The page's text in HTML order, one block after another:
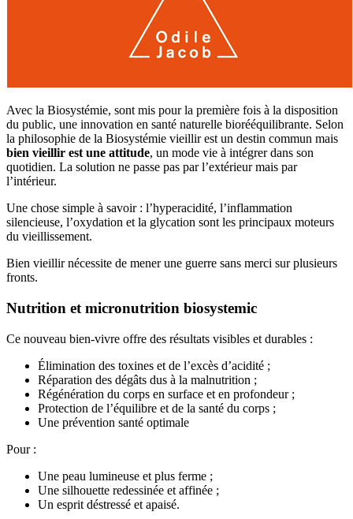
Avec la Biosystémie, sont mis pour la première fois à la disposition
du public, une innovation en santé naturelle biorééquilibrante. Selon
la philosophie de la Biosystémie vieillir est un destin commun mais
bien vieillir est une attitude, un mode vie à intégrer dans son
quotidien. La solution ne passe pas par l’extérieur mais par
l’intérieur.
Une chose simple à savoir : l’hyperacidité, l’inflammation
silencieuse, l’oxydation et la glycation sont les principaux moteurs
du vieillissement.
Bien vieillir nécessite de mener une guerre sans merci sur plusieurs
fronts.
Nutrition et micronutrition biosystemic
Ce nouveau bien-vivre offre des résultats visibles et durables :
Élimination des toxines et de l’excès d’acidité ;
Réparation des dégâts dus à la malnutrition ;
Régénération du corps en surface et en profondeur ;
Protection de l’équilibre et de la santé du corps ;
Une prévention santé optimale
Pour :
Une peau lumineuse et plus ferme ;
Une silhouette redessinée et affinée ;
Un esprit déstressé et apaisé.